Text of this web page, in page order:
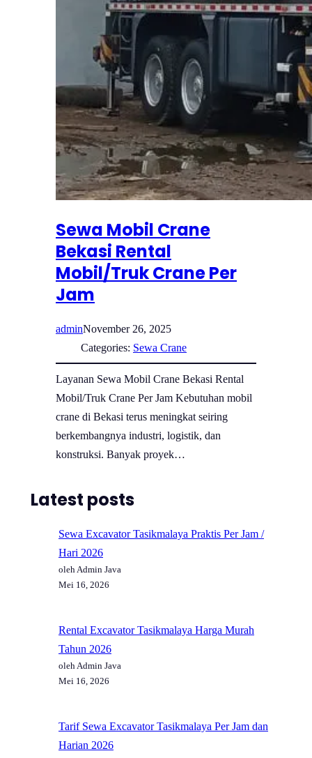
Sewa Mobil Crane
Bekasi Rental
Mobil/Truk Crane Per
Jam
adminNovember 26, 2025
Categories: Sewa Crane
Layanan Sewa Mobil Crane Bekasi Rental
Mobil/Truk Crane Per Jam Kebutuhan mobil
crane di Bekasi terus meningkat seiring
berkembangnya industri, logistik, dan
konstruksi. Banyak proyek…
Latest posts
Sewa Excavator Tasikmalaya Praktis Per Jam /
Hari 2026
oleh Admin Java
Mei 16, 2026
Rental Excavator Tasikmalaya Harga Murah
Tahun 2026
oleh Admin Java
Mei 16, 2026
Tarif Sewa Excavator Tasikmalaya Per Jam dan
Harian 2026